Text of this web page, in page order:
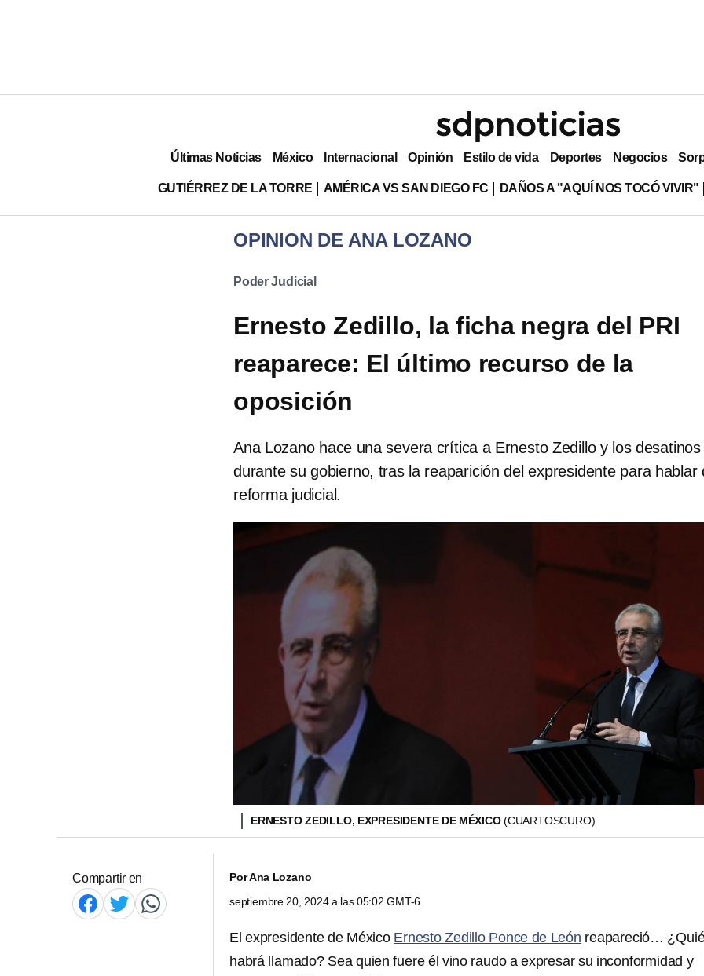
Últimas Noticias México Internacional Opinión Estilo de vida Deportes Negocios
GUTIÉRREZ DE LA TORRE AMÉRICA VS SAN DIEGO FC DAÑOS A "AQUÍ NOS TOCÓ VIVIR"
OPINIÓN DE ANA LOZANO
Poder Judicial
Ernesto Zedillo, la ficha negra del PRI
reaparece: El último recurso de la
oposición
Ana Lozano hace una severa crítica a Ernesto Zedillo y los desatinos
durante su gobierno, tras la reaparición del expresidente para hablar
reforma judicial.
ERNESTO ZEDILLO, EXPRESIDENTE DE MÉXICO(CUARTOSCURO)
Compartir en PorAna Lozano
septiembre 20, 2024 a las 05:02 GMT-6
El expresidente de México Ernesto Zedillo Ponce de León reapareció…
habrá llamado? Sea quien fuere él vino raudo a expresar su inconformidad y